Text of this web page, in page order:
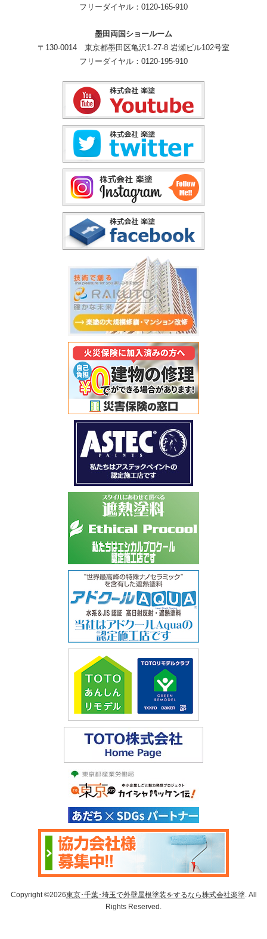
フリーダイヤル：0120-165-910
墨田両国ショールーム
〒130-0014 東京都墨田区亀沢1-27-8 岩瀬ビル102号室
フリーダイヤル：0120-195-910
Copyright ©2026東京･千葉･埼玉で外壁屋根塗装をするなら株式会社楽塗 . All
Rights Reserved.